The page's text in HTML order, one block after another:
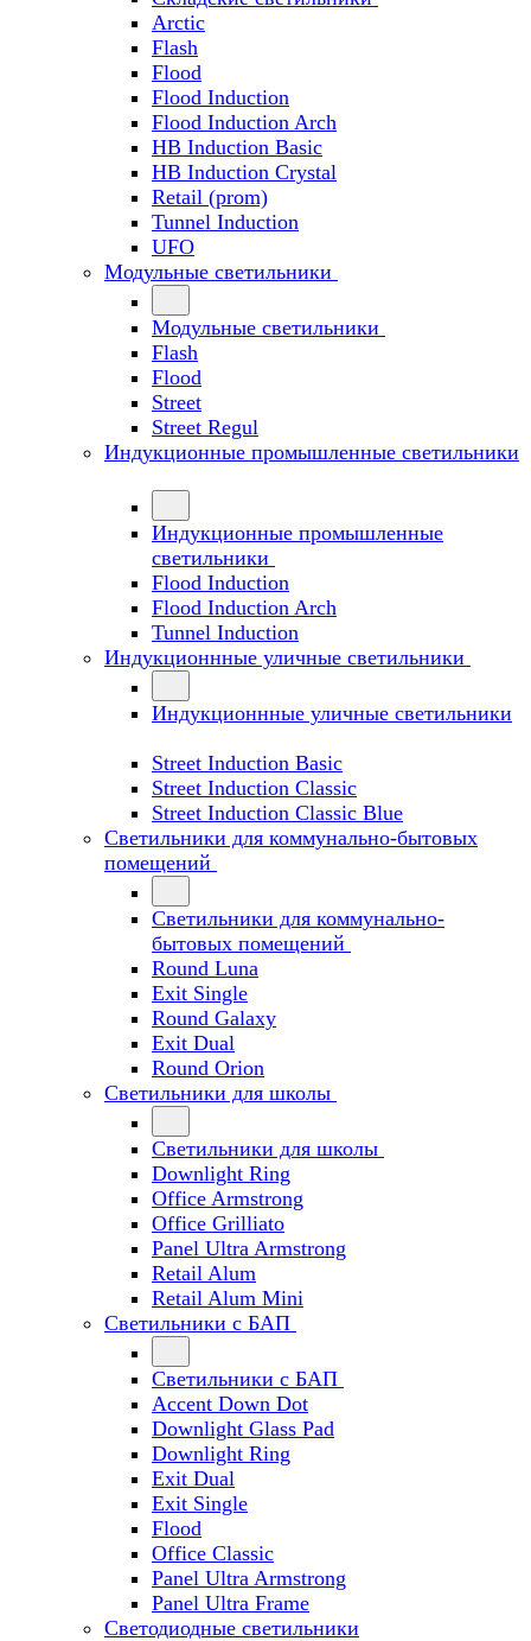
Arctic
Flash
Flood
Flood Induction
Flood Induction Arch
HB Induction Basic
HB Induction Crystal
Retail (prom)
Tunnel Induction
UFO
Модульные светильники
Модульные светильники
Flash
Flood
Street
Street Regul
Индукционные промышленные светильники
Индукционные промышленные
светильники
Flood Induction
Flood Induction Arch
Tunnel Induction
Индукционнные уличные светильники
Индукционнные уличные светильники
Street Induction Basic
Street Induction Classic
Street Induction Classic Blue
Светильники для коммунально-бытовых
помещений
Светильники для коммунально-
бытовых помещений
Round Luna
Exit Single
Round Galaxy
Exit Dual
Round Orion
Светильники для школы
Светильники для школы
Downlight Ring
Office Armstrong
Office Grilliato
Panel Ultra Armstrong
Retail Alum
Retail Alum Mini
Светильники с БАП
Светильники с БАП
Accent Down Dot
Downlight Glass Pad
Downlight Ring
Exit Dual
Exit Single
Flood
Office Classic
Panel Ultra Armstrong
Panel Ultra Frame
Светодиодные светильники